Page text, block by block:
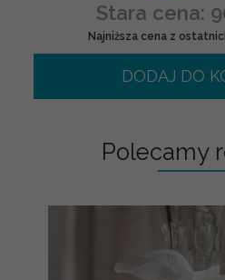
Stara cena:
Najniższa cena z
DODAJ DO
Polecamy